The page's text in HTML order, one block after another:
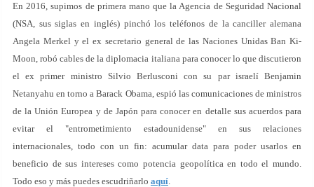
En 2016, supimos de primera mano que la Agencia de Seguridad Nacional
(NSA, sus siglas en inglés) pinchó los teléfonos de la canciller alemana
Angela Merkel y el ex secretario general de las Naciones Unidas Ban Ki-
Moon, robó cables de la diplomacia italiana para conocer lo que discutieron
el ex primer ministro Silvio Berlusconi con su par israelí Benjamin
Netanyahu en torno a Barack Obama, espió las comunicaciones de ministros
de la Unión Europea y de Japón para conocer en detalle sus acuerdos para
evitar el "entrometimiento estadounidense" en sus relaciones
internacionales, todo con un fin: acumular data para poder usarlos en
beneficio de sus intereses como potencia geopolítica en todo el mundo.
Todo eso y más puedes escudriñarlo aquí.